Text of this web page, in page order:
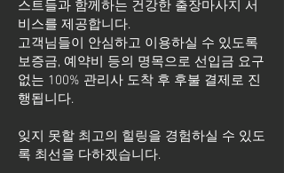
스트들과 함께하는 건강한 출장마사지 서
비스를 제공합니다.
고객님들이 안심하고 이용하실 수 있도록
보증금, 예약비 등의 명목으로 선입금 요구
없는 100% 관리사 도착 후 후불 결제로 진
행됩니다.
잊지 못할 최고의 힐링을 경험하실 수 있도
록 최선을 다하겠습니다.